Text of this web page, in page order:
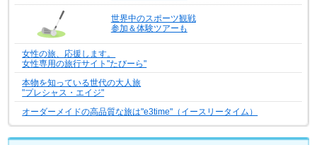
世界中のスポーツ観戦
参加＆体験ツアーも
女性の旅、応援します。
女性専用の旅行サイト"たびーら"
本物を知っている世代の大人旅
"プレシャス・エイジ"
オーダーメイドの高品質な旅は"e3time"（イースリータイム）